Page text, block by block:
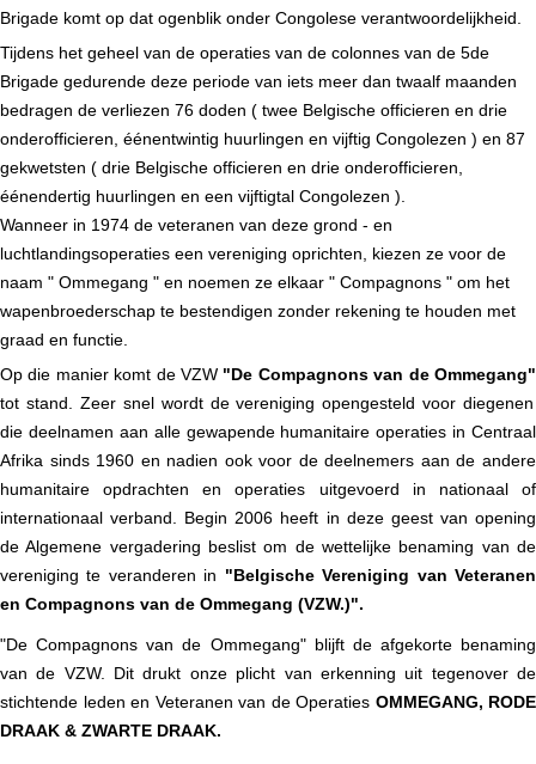
Brigade komt op dat ogenblik onder Congolese verantwoordelijkheid.
Tijdens het geheel van de operaties van de colonnes van de 5de
Brigade gedurende deze periode van iets meer dan twaalf maanden
bedragen de verliezen 76 doden ( twee Belgische officieren en drie
onderofficieren, éénentwintig huurlingen en vijftig Congolezen ) en 87
gekwetsten ( drie Belgische officieren en drie onderofficieren,
éénendertig huurlingen en een vijftigtal Congolezen ).
Wanneer in 1974 de veteranen van deze grond - en
luchtlandingsoperaties een vereniging oprichten, kiezen ze voor de
naam " Ommegang " en noemen ze elkaar " Compagnons " om het
wapenbroederschap te bestendigen zonder rekening te houden met
graad en functie.
Op die manier komt de VZW "De Compagnons van de Ommegang"
tot stand. Zeer snel wordt de vereniging opengesteld voor diegenen
die deelnamen aan alle gewapende humanitaire operaties in Centraal
Afrika sinds 1960 en nadien ook voor de deelnemers aan de andere
humanitaire opdrachten en operaties uitgevoerd in nationaal of
internationaal verband. Begin 2006 heeft in deze geest van opening
de Algemene vergadering beslist om de wettelijke benaming van de
vereniging te veranderen in "Belgische Vereniging van Veteranen
en Compagnons van de Ommegang (VZW.)".
"De Compagnons van de Ommegang" blijft de afgekorte benaming
van de VZW. Dit drukt onze plicht van erkenning uit tegenover de
stichtende leden en Veteranen van de Operaties OMMEGANG, RODE
DRAAK & ZWARTE DRAAK.